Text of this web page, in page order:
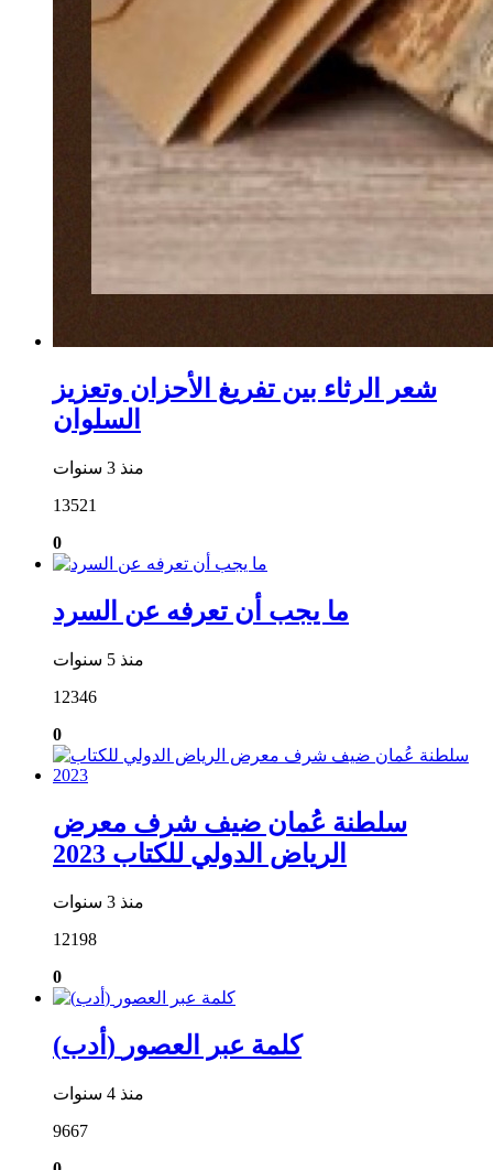
شعر الرثاء بين تفريغ الأحزان وتعزيز
السلوان
منذ 3 سنوات
13521
0
ما يجب أن تعرفه عن السرد
منذ 5 سنوات
12346
0
سلطنة عُمان ضيف شرف معرض
الرياض الدولي للكتاب 2023
منذ 3 سنوات
12198
0
(أدب) كلمة عبر العصور
منذ 4 سنوات
9667